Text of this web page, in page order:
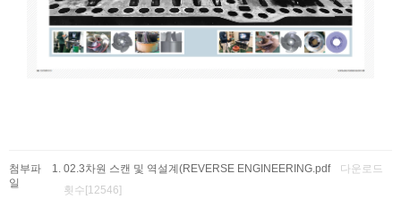
첨부파
일
02.3차원 스캔 및 역설계(REVERSE ENGINEERING.pdf
다운로드
횟수[12546]